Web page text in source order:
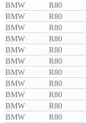
BMW
R80
BMW
R80
BMW
R80
BMW
R80
BMW
R80
BMW
R80
BMW
R80
BMW
R80
BMW
R80
BMW
R80
BMW
R80